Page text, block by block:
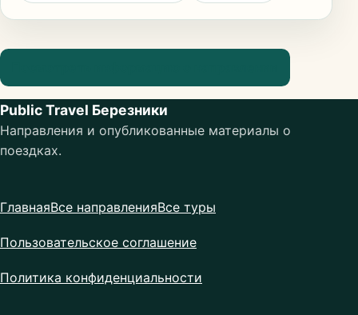
Public Travel Березники
Направления и опубликованные материалы о
поездках.
ГлавнаяВсе направленияВсе туры
Пользовательское соглашение
Политика конфиденциальности